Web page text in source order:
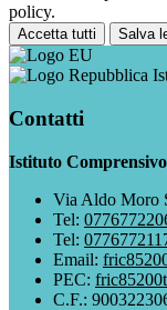
policy.
Accetta tutti Salva
Contatti
Istituto
Via Aldo Moro
Tel:
Tel:
Email:
PEC:
C.F.: